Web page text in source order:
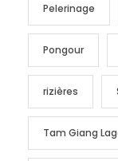
Pelerinage
Pongour
rizières
Tam Giang